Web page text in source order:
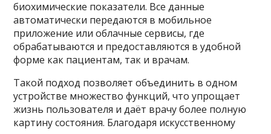
биохимические показатели. Все данные
автоматически передаются в мобильное
приложение или облачные сервисы, где
обрабатываются и предоставляются в удобной
форме как пациентам, так и врачам.
Такой подход позволяет объединить в одном
устройстве множество функций, что упрощает
жизнь пользователя и даёт врачу более полную
картину состояния. Благодаря искусственному